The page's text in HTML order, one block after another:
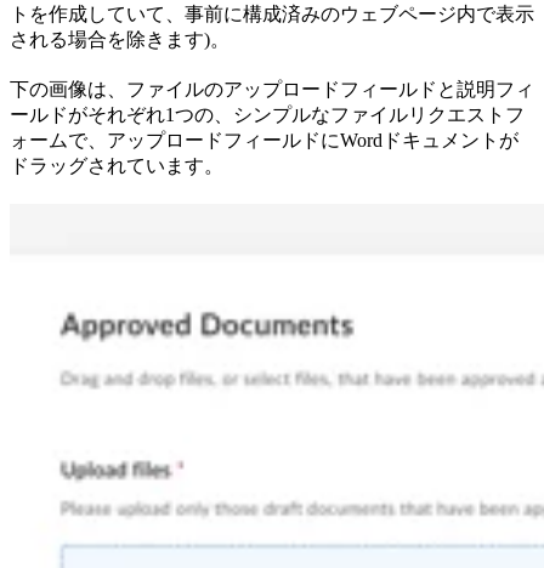
トを作成していて、事前に構成済みのウェブページ内で表示
される場合を除きます)。
下の画像は、ファイルのアップロードフィールドと説明フィ
ールドがそれぞれ1つの、シンプルなファイルリクエストフ
ォームで、アップロードフィールドにWordドキュメントが
ドラッグされています。